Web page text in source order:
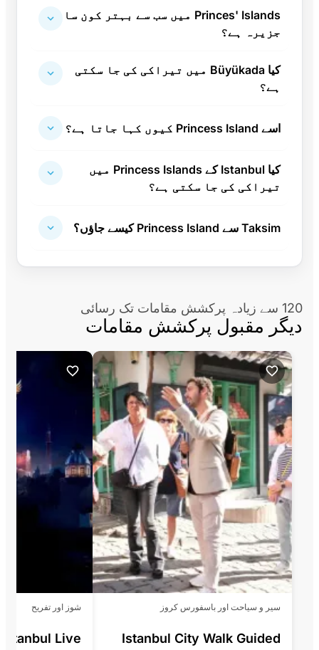
Princes' Islands میں سب سے بہتر کون سا
جزیرہ ہے؟
کیا Büyükada میں تیراکی کی جا سکتی
ہے؟
اسے Princess Island کیوں کہا جاتا ہے؟
کیا Istanbul کے Princess Islands میں
تیراکی کی جا سکتی ہے؟
Taksim سے Princess Island کیسے جاؤں؟
120 سے زیادہ پرکشش مقامات تک رسائی
دیگر مقبول پرکشش مقامات
سیر و سیاحت اور باسفورس کروز
Istanbul City Walk Guided
شوز اور تفریح
Live